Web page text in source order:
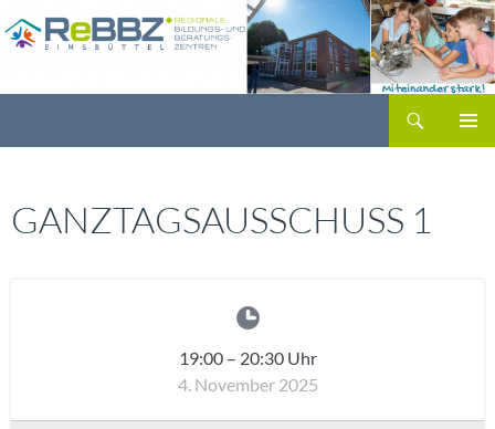
Inhalt
GANZTAGSAUSSCHUSS 1
19:00– 20:30Uhr
4. November 2025